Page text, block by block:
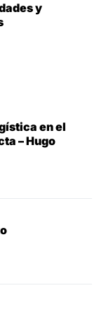
y
en el
– Hugo